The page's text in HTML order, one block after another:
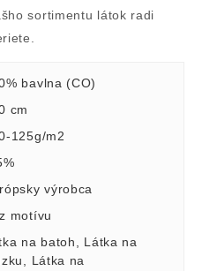
sortimentu látok radi
bavlna (CO)
cm
125g/m2
výrobca
motívu
na batoh
Látka na
Látka na